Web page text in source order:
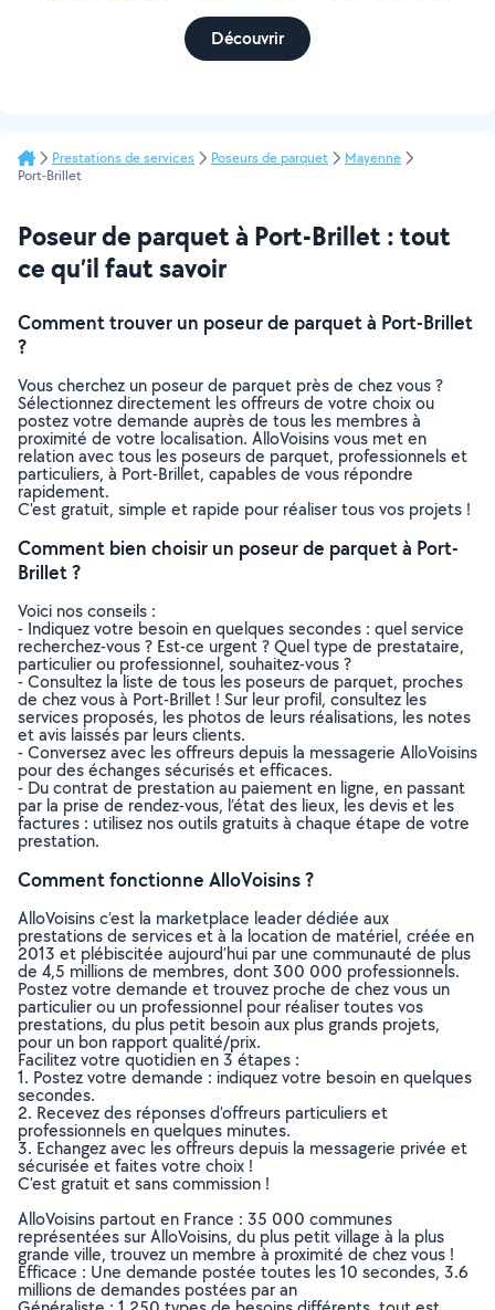
Découvrir
Prestations de services Poseurs de parquet
Mayenne
Port-Brillet
Poseur de parquet à Port-Brillet : tout
ce qu’il faut savoir
Comment trouver un poseur de parquet à Port-Brillet
?
Vous cherchez un poseur de parquet près de chez vous ?
Sélectionnez directement les offreurs de votre choix ou
postez votre demande auprès de tous les membres à
proximité de votre localisation. AlloVoisins vous met en
relation avec tous les poseurs de parquet, professionnels et
particuliers, à Port-Brillet, capables de vous répondre
rapidement.
C’est gratuit, simple et rapide pour réaliser tous vos projets !
Comment bien choisir un poseur de parquet à Port-
Brillet ?
Voici nos conseils :
- Indiquez votre besoin en quelques secondes : quel service
recherchez-vous ? Est-ce urgent ? Quel type de prestataire,
particulier ou professionnel, souhaitez-vous ?
- Consultez la liste de tous les poseurs de parquet, proches
de chez vous à Port-Brillet ! Sur leur profil, consultez les
services proposés, les photos de leurs réalisations, les notes
et avis laissés par leurs clients.
- Conversez avec les offreurs depuis la messagerie AlloVoisins
pour des échanges sécurisés et efficaces.
- Du contrat de prestation au paiement en ligne, en passant
par la prise de rendez-vous, l’état des lieux, les devis et les
factures : utilisez nos outils gratuits à chaque étape de votre
prestation.
Comment fonctionne AlloVoisins ?
AlloVoisins c’est la marketplace leader dédiée aux
prestations de services et à la location de matériel, créée en
2013 et plébiscitée aujourd’hui par une communauté de plus
de 4,5 millions de membres, dont 300 000 professionnels.
Postez votre demande et trouvez proche de chez vous un
particulier ou un professionnel pour réaliser toutes vos
prestations, du plus petit besoin aux plus grands projets,
pour un bon rapport qualité/prix.
Facilitez votre quotidien en 3 étapes :
1. Postez votre demande : indiquez votre besoin en quelques
secondes.
2. Recevez des réponses d’offreurs particuliers et
professionnels en quelques minutes.
3. Echangez avec les offreurs depuis la messagerie privée et
sécurisée et faites votre choix !
C’est gratuit et sans commission !
AlloVoisins partout en France : 35 000 communes
représentées sur AlloVoisins, du plus petit village à la plus
grande ville, trouvez un membre à proximité de chez vous !
Efficace : Une demande postée toutes les 10 secondes, 3.6
millions de demandes postées par an